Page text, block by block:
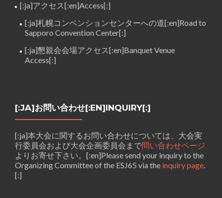
[:ja]アクセス[:en]Access[:]
[:ja]札幌コンベンションセンターへの道[:en]Road to
Sapporo Convention Center[:]
[:ja]懇親会会場アクセス[:en]Banquet Venue
Access[:]
[:JA]お問い合わせ[:EN]INQUIRY[:]
[:ja]本大会に関するお問い合わせについては、大会実
行委員会および大会企画委員会まで問い合わせページ
よりお寄せ下さい。[:en]Please send your inquiry to the
Organizing Committee of the ESJ65 via the inquiry page.
[:]